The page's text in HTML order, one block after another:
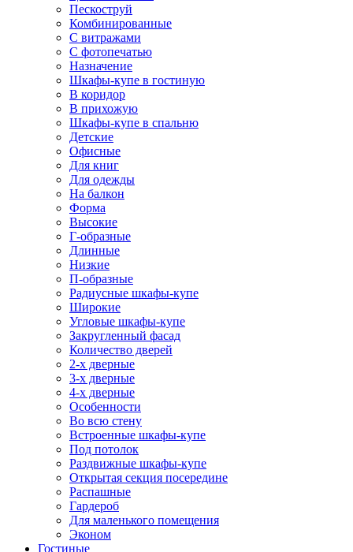
Пескоструй
Комбинированные
С витражами
С фотопечатью
Назначение
Шкафы-купе в гостиную
В коридор
В прихожую
Шкафы-купе в спальню
Детские
Офисные
Для книг
Для одежды
На балкон
Форма
Высокие
Г-образные
Длинные
Низкие
П-образные
Радиусные шкафы-купе
Широкие
Угловые шкафы-купе
Закругленный фасад
Количество дверей
2-х дверные
3-х дверные
4-х дверные
Особенности
Во всю стену
Встроенные шкафы-купе
Под потолок
Раздвижные шкафы-купе
Открытая секция посередине
Распашные
Гардероб
Для маленького помещения
Эконом
Гостиные